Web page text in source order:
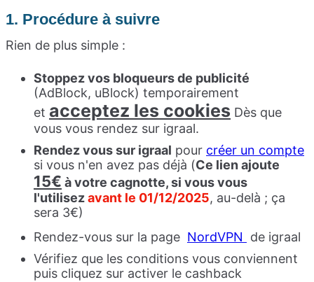
1. Procédure à suivre
Rien de plus simple :
Stoppez vos bloqueurs de publicité
(AdBlock, uBlock) temporairement
et acceptez les cookies Dès que
vous vous rendez sur igraal.
Rendez vous sur igraal pour créer un compte
si vous n'en avez pas déjà (Ce lien ajoute
15€ à votre cagnotte, si vous vous
l'utilisezavant le 01/12/2025, au-delà ; ça
sera 3€)
Rendez-vous sur la page NordVPN
de igraal
Vérifiez que les conditions vous conviennent
puis cliquez sur activer le cashback